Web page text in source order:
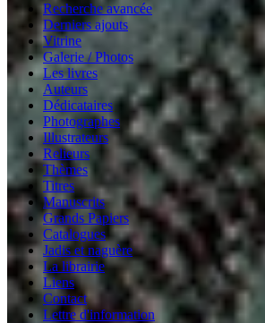
Recherche avancée
Derniers ajouts
Vitrine
Galerie / Photos
Les livres
Auteurs
Dédicataires
Photographes
Illustrateurs
Relieurs
Thèmes
Titres
Manuscrits
Grands Papiers
Catalogues
Jadis et naguère
La librairie
Liens
Contact
Lettre d'information